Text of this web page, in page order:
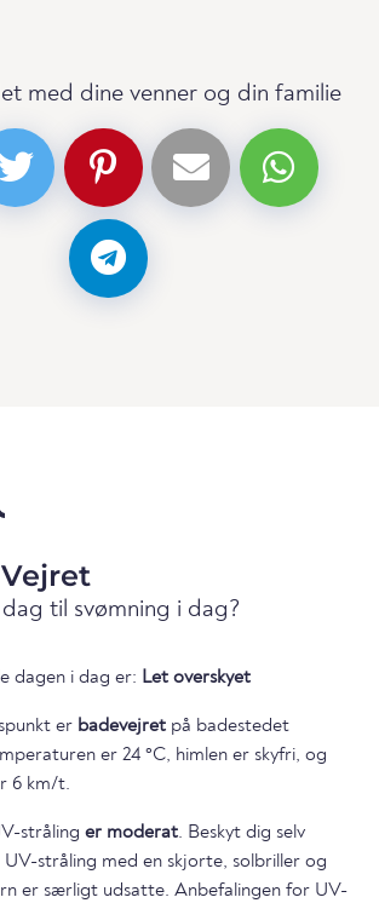
med dine venner og din familie
til svømning i dag?
dagen i dag er: Let overskyet
er badevejret på badestedet
er 24 °C, himlen er skyfri, og
6 km/t.
stråling er moderat. Beskyt dig selv
stråling med en skjorte, solbriller og
er særligt udsatte. Anbefalingen for UV-